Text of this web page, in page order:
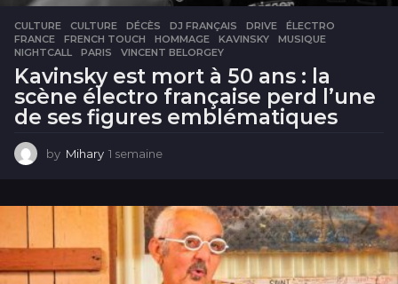
CULTURE CULTURE ,DÉCÈS ,DJ FRANÇAIS ,DRIVE ,ÉLECTRO
FRANCE
,FRENCH TOUCH ,HOMMAGE ,KAVINSKY ,MUSIQUE
NIGHTCALL
,PARIS ,VINCENT BELORGEY
Kavinsky est mort à 50 ans : la
scène électro française perd l’une
de ses figures emblématiques
by Mihary 1 semaine
m
a
i
n
e